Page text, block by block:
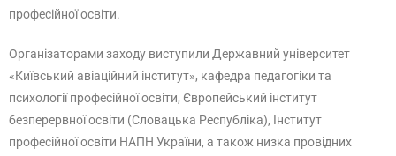
професійної освіти.
Організаторами заходу виступили Державний університет
«Київський авіаційний інститут», кафедра педагогіки та
психології професійної освіти, Європейський інститут
безперервної освіти (Словацька Республіка), Інститут
професійної освіти НАПН України, а також низка провідних